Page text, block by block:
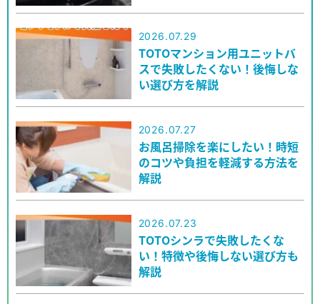
2026.07.29
TOTOマンション用ユニットバ
スで失敗したくない！後悔しな
い選び方を解説
2026.07.27
お風呂掃除を楽にしたい！時短
のコツや負担を軽減する方法を
解説
2026.07.23
TOTOシンラで失敗したくな
い！特徴や後悔しない選び方も
解説